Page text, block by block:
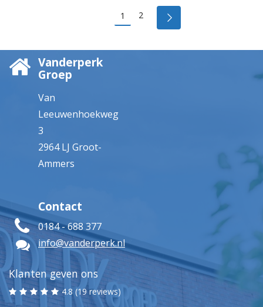
1 2
Vanderperk
Groep
Van
Leeuwenhoekweg
3
2964 LJ Groot-
Ammers
Contact
0184 - 688 377
info@vanderperk.nl
Klanten geven ons
4.8 (19 reviews)